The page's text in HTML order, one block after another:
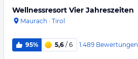
Wellnessresort Vier Jahreszeiten
Maurach · Tirol
95% 5,6 / 6 1.489 Bewertungen